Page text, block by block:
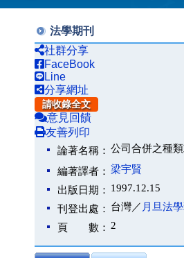
法學期刊
社群分享
FaceBook
Line
分享網址
請收錄全文
意見回饋
友善列印
論著名稱： 公司合併之種
編著譯者： 梁宇賢
出版日期： 1997.12.15
刊登出處： 台灣／ 月旦法
頁 數： 2